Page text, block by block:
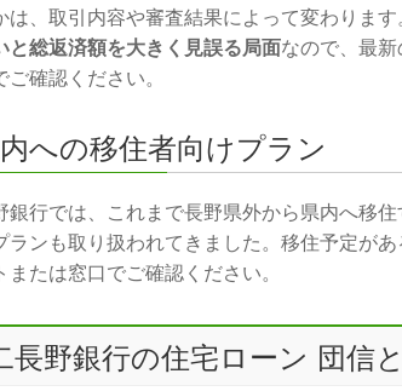
は、取引内容や審査結果によって変わります
と総返済額を大きく見誤る局面なので、最
ご確認ください。
への移住者向けプラン
銀行では、これまで長野県外から県内へ移
ランも取り扱われてきました。移住予定が
または窓口でご確認ください。
長野銀行の住宅ローン 団信